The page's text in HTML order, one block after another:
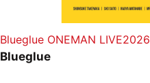
Blueglue ONEMAN LIVE2026
Blueglue